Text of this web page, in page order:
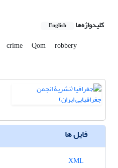
کلیدواژه‌ها English
crime Qom robbery
فایل ها